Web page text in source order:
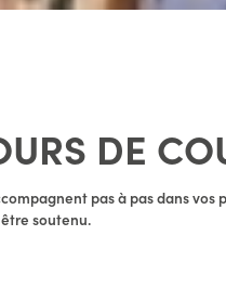
DE
pas à pas dans
soutenu.